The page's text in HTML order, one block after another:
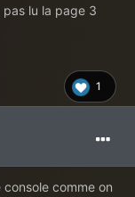
lu la page 3
1
comme on